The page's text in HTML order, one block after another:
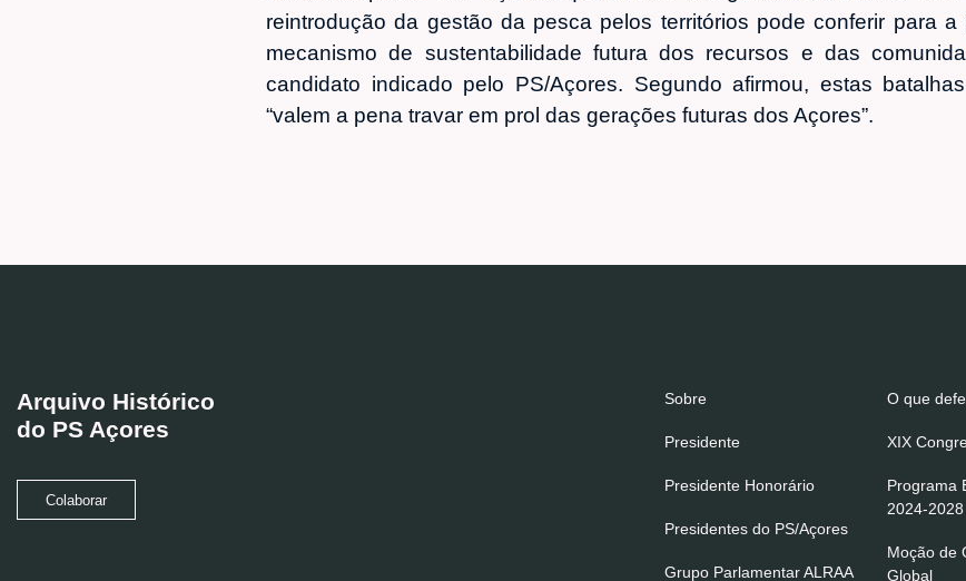
reintrodução da gestão da pesca pelos territórios pode conferir para
mecanismo de sustentabilidade futura dos recursos e das
candidato indicado pelo PS/Açores. Segundo afirmou, estas
“valem a pena travar em prol das gerações futuras dos Açores”.
Arquivo Histórico
do PS Açores
Colaborar
Sobre
Presidente
Presidente Honorário
Presidentes do PS/Açores
Grupo Parlamentar ALRAA
O que
XIX
Programa
2024-2028
Moção de
Global